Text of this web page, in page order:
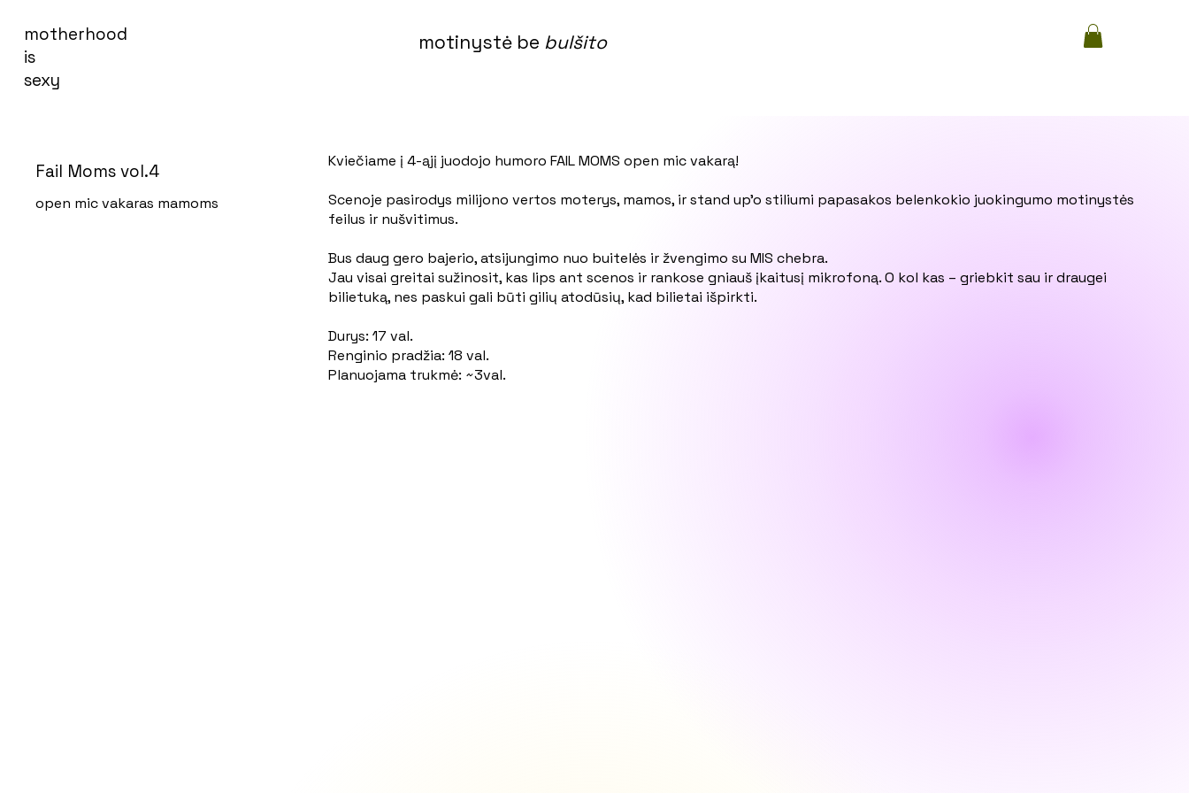
motinystė be bulšito
motherhood
is
sexy
open mic vakaras mamoms
Fail Moms vol.4 Kviečiame į 4-ąjį juodojo humoro FAIL MOMS open mic vakarą!
Scenoje pasirodys milijono vertos moterys, mamos, ir stand up'o stiliumi papasakos belenkokio juokingumo motinystės
feilus ir nušvitimus.
Bus daug gero bajerio, atsijungimo nuo buitelės ir žvengimo su MIS chebra.
Jau visai greitai sužinosit, kas lips ant scenos ir rankose gniauš įkaitusį mikrofoną. O kol kas – griebkit sau ir draugei
bilietuką, nes paskui gali būti gilių atodūsių, kad bilietai išpirkti.
Durys: 17 val.
Renginio pradžia: 18 val.
Planuojama trukmė: ~3val.